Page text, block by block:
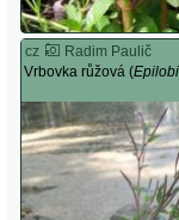
cz
Radim Paulič
Vrbovka růžová (